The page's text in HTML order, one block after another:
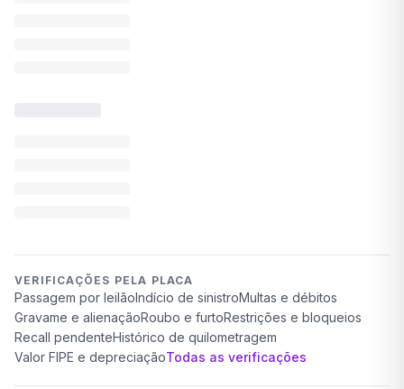
VERIFICAÇÕES PELA PLACA
Passagem por leilãoIndício de sinistroMultas e débitos
Gravame e alienaçãoRoubo e furtoRestrições e bloqueios
Recall pendenteHistórico de quilometragem
Valor FIPE e depreciaçãoTodas as verificações